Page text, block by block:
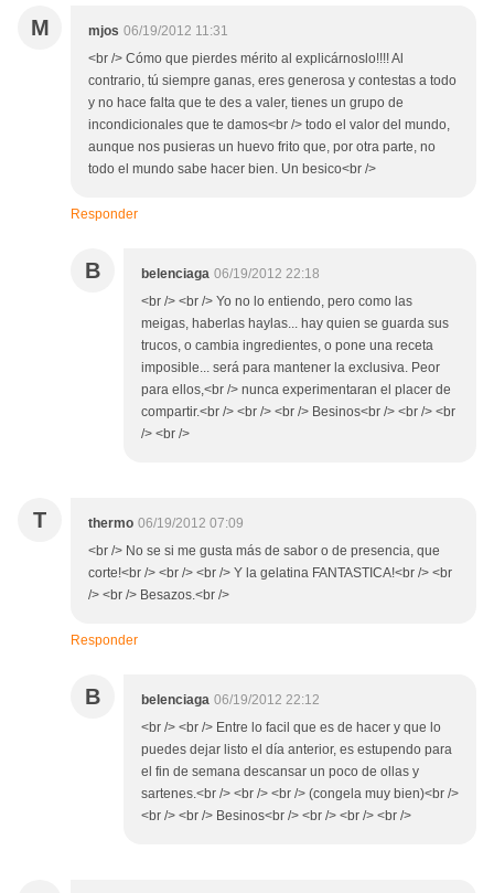
M mjos 06/19/2012 11:31
<br /> Cómo que pierdes mérito al explicárnoslo!!!! Al
contrario, tú siempre ganas, eres generosa y contestas a todo
y no hace falta que te des a valer, tienes un grupo de
incondicionales que te damos<br /> todo el valor del mundo,
aunque nos pusieras un huevo frito que, por otra parte, no
todo el mundo sabe hacer bien. Un besico<br />
Responder
B belenciaga 06/19/2012 22:18
<br /> <br /> Yo no lo entiendo, pero como las
meigas, haberlas haylas... hay quien se guarda sus
trucos, o cambia ingredientes, o pone una receta
imposible... será para mantener la exclusiva. Peor
para ellos,<br /> nunca experimentaran el placer de
compartir.<br /> <br /> <br /> Besinos<br /> <br /> <br
/> <br />
T thermo 06/19/2012 07:09
<br /> No se si me gusta más de sabor o de presencia, que
corte!<br /> <br /> <br /> Y la gelatina FANTASTICA!<br /> <br
/> <br /> Besazos.<br />
Responder
B belenciaga 06/19/2012 22:12
<br /> <br /> Entre lo facil que es de hacer y que lo
puedes dejar listo el día anterior, es estupendo para
el fin de semana descansar un poco de ollas y
sartenes.<br /> <br /> <br /> (congela muy bien)<br />
<br /> <br /> Besinos<br /> <br /> <br /> <br />